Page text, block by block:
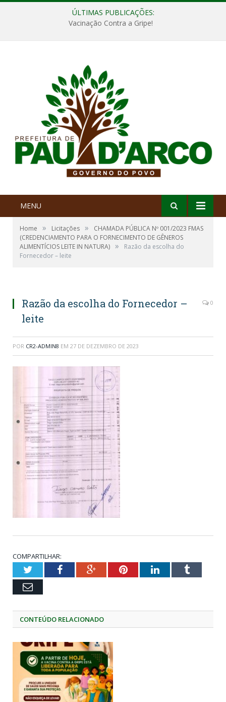
ÚLTIMAS PUBLICAÇÕES:
Vacinação Contra a Gripe!
MENU
Home » Licitações »
CHAMADA PÚBLICA Nº 001/2023 FMAS
(CREDENCIAMENTO PARA O FORNECIMENTO DE GÊNEROS
ALIMENTÍCIOS LEITE IN NATURA) »
Razão da escolha do
Fornecedor – leite
Razão da escolha do Fornecedor –
leite
0
POR CR2-ADMIN8 EM 27 DE DEZEMBRO DE 2023
COMPARTILHAR:
TwitterFacebookGoogle+PinterestLinkedInTumblr
Email
CONTEÚDO RELACIONADO